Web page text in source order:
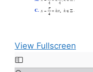
View Fullscreen
Skip
to